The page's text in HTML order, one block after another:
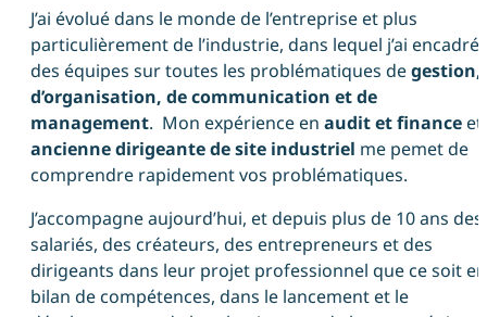
J’ai évolué dans le monde de l’entreprise et plus
particulièrement de l’industrie, dans lequel j’ai encadré
des équipes sur toutes les problématiques degestion,
d’organisation, de communication et de
management. Mon expérience en audit et finance et
ancienne dirigeante de site industriel me pemet de
comprendre rapidement vos problématiques.
J’accompagne aujourd’hui, et depuis plus de 10 ans des
salariés, des créateurs, des entrepreneurs et des
dirigeants dans leur projet professionnel que ce soit en
bilan de compétences, dans le lancement et le